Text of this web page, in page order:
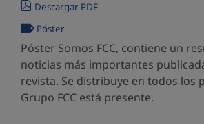
Descargar PDF
Póster
Póster Somos FCC, contiene un
noticias más importantes
revista. Se distribuye en todos los
Grupo FCC está presente.